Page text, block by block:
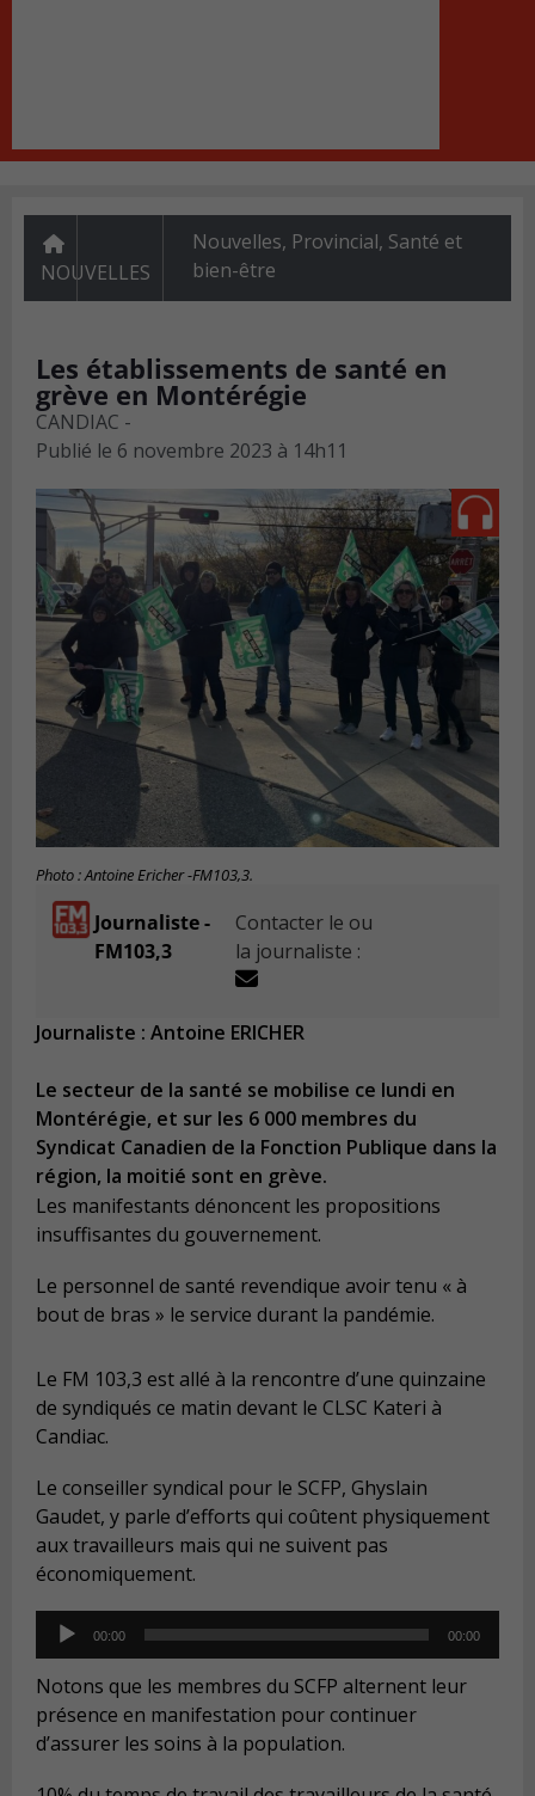
NOUVELLES
Nouvelles, Provincial, Santé et
bien-être
Les établissements de santé en
grève en Montérégie
CANDIAC -
Publié le 6 novembre 2023 à 14h11
Photo : Antoine Ericher -FM103,3.
Journaliste -
FM103,3
Contacter le ou
la journaliste :
Journaliste : Antoine ERICHER
Le secteur de la santé se mobilise ce lundi en
Montérégie, et sur les 6 000 membres du
Syndicat Canadien de la Fonction Publique dans la
région, la moitié sont en grève.
Les manifestants dénoncent les propositions
insuffisantes du gouvernement.
Le personnel de santé revendique avoir tenu « à
bout de bras » le service durant la pandémie.
Le FM 103,3 est allé à la rencontre d’une quinzaine
de syndiqués ce matin devant le CLSC Kateri à
Candiac.
Le conseiller syndical pour le SCFP, Ghyslain
Gaudet, y parle d’efforts qui coûtent physiquement
aux travailleurs mais qui ne suivent pas
économiquement.
Audio
Player
00:00 00:00
Notons que les membres du SCFP alternent leur
présence en manifestation pour continuer
d’assurer les soins à la population.